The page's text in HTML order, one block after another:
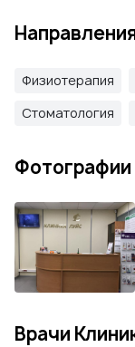
Физиотерапия
Стоматология
Фотографии
Врачи